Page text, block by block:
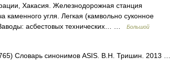
Хакасия. Железнодорожная станция
угля. Легкая (камвольно суконное
асбестовых технических… …
Большой
Словарь синонимов ASIS. В.Н. Тришин. 2013 …